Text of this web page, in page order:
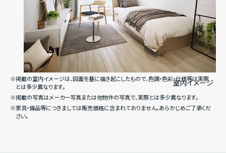
室内イメージ
※掲載の室内イメージは、図面を基に描き起こしたもので、色調・色彩・仕様等は実際
とは多少異なります。
※掲載の写真はメーカー写真または他物件の写真で、実際とは多少異なります。
※家具・備品等につきましては販売価格に含まれておりません。あらかじめご了承くだ
さい。